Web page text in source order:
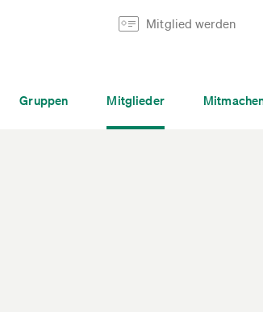
Mitglied werden
Gruppen Mitglieder